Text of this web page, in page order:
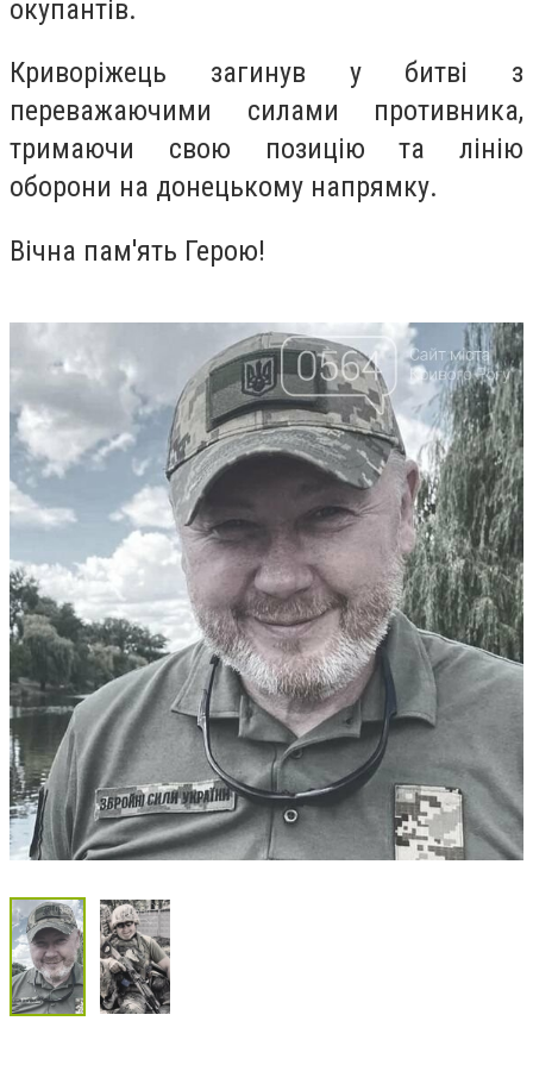
окупантів.
Криворіжець загинув у битві з
переважаючими силами противника,
тримаючи свою позицію та лінію
оборони на донецькому напрямку.
Вічна пам'ять Герою!